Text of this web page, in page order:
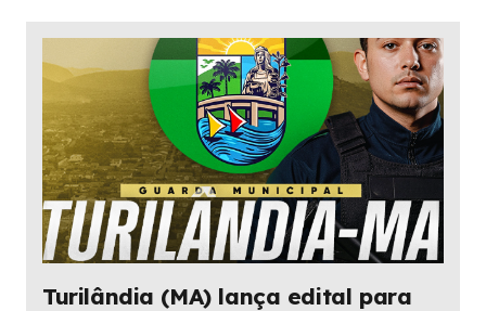
Turilândia (MA) lança edital para